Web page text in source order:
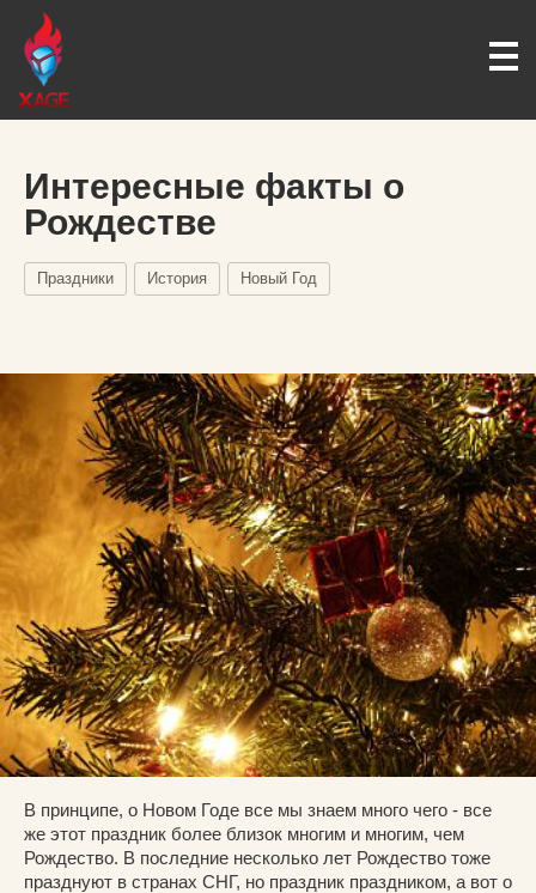
Интересные факты о
Рождестве
Праздники История Новый Год
В принципе, о Новом Годе все мы знаем много чего - все
же этот праздник более близок многим и многим, чем
Рождество. В последние несколько лет Рождество тоже
празднуют в странах СНГ, но праздник праздником, а вот о